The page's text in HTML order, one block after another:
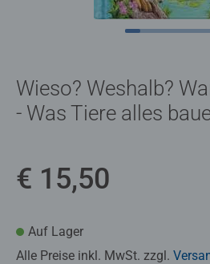
Wieso? Weshalb?
- Was Tiere alles
€ 15,50
Auf Lager
Alle Preise inkl. MwSt. zzgl.